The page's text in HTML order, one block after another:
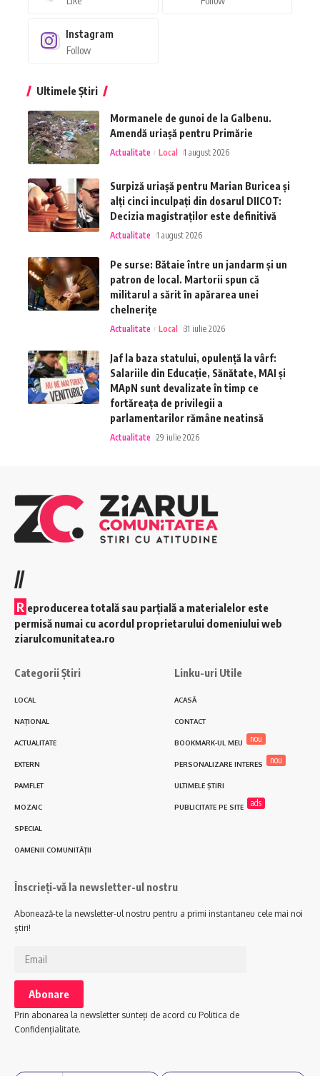
Instagram
Follow
Ultimele Știri
Mormanele de gunoi de la Galbenu.
Amendă uriașă pentru Primărie
Actualitate Local 1 august 2026
Surpiză uriașă pentru Marian Buricea și
alți cinci inculpați din dosarul DIICOT:
Decizia magistraților este definitivă
Actualitate 1 august 2026
Pe surse: Bătaie între un jandarm și un
patron de local. Martorii spun că
militarul a sărit în apărarea unei
chelnerițe
Actualitate Local 31 iulie 2026
Jaf la baza statului, opulență la vârf:
Salariile din Educație, Sănătate, MAI și
MApN sunt devalizate în timp ce
fortăreața de privilegii a
parlamentarilor rămâne neatinsă
Actualitate 29 iulie 2026
//
R eproducerea totală sau parțială a materialelor este
permisă numai cu acordul proprietarului domeniului web
ziarulcomunitatea.ro
Categorii Știri
LOCAL
NAȚIONAL
ACTUALITATE
EXTERN
PAMFLET
MOZAIC
SPECIAL
OAMENII COMUNITĂȚII
Linku-uri Utile
ACASĂ
CONTACT
BOOKMARK-UL MEU nou
PERSONALIZARE INTERES nou
ULTIMELE ȘTIRI
PUBLICITATE PE SITE ads
Înscrieți-vă la newsletter-ul nostru
Abonează-te la newsletter-ul nostru pentru a primi instantaneu cele mai noi
știri!
Prin abonarea la newsletter sunteți de acord cu Politica de
Confidențialitate.